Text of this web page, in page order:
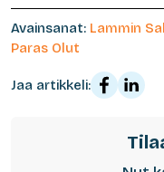
Avainsanat: Lammin
Paras Olut
Jaa artikkeli: